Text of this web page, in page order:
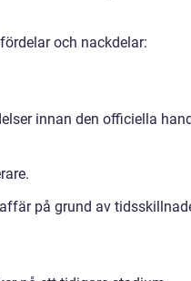
och nackdelar:
innan den officiella
på grund av